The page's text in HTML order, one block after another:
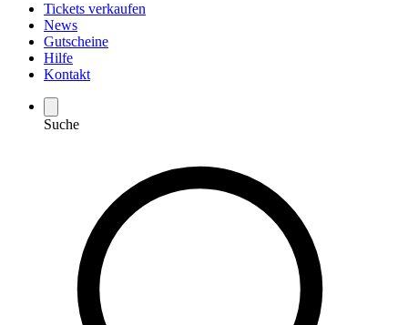
Tickets verkaufen
News
Gutscheine
Hilfe
Kontakt
Suche